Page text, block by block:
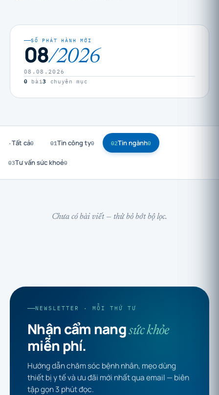
SỐ PHÁT HÀNH MỚI
08/2026
08.08.2026
0 bài3 chuyên mục
·Tất cả0 01Tin công ty0 02Tin ngành0
03Tư vấn sức khoẻ0
Chưa có bài viết — thử bỏ bớt bộ lọc.
NEWSLETTER · MỖI THỨ TƯ
Nhận cẩm nangsức khỏe
miễn phí.
Hướng dẫn chăm sóc bệnh nhân, mẹo dùng
thiết bị y tế và ưu đãi mới nhất qua email — biên
tập gọn 3 phút đọc.